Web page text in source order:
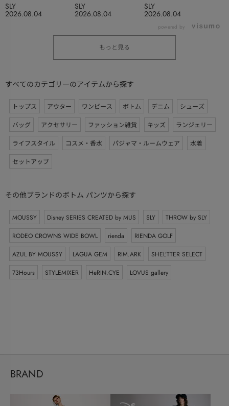
2026.08.04
SLY
2026.08.04
SLY
2026.08.04
SLY
powered by
もっと見る
すべてのカテゴリーのアイテムから探す
トップス アウター ワンピース ボトム デニム
シューズ
バッグ
アクセサリー ファッション雑貨 キッズ
ランジェリー
ライフスタイル
コスメ・香水 パジャマ・ルームウェア
水着
セットアップ
その他ブランドのボトム パンツから探す
MOUSSY Disney SERIES CREATED by MUS SLY
THROW by SLY
RODEO CROWNS WIDE BOWL
rienda
RIENDA GOLF
AZUL BY MOUSSY
LAGUA GEM RIM.ARK
SHEL’TTER SELECT
73Hours
STYLEMIXER HeRIN.CYE LOVUS gallery
BRAND